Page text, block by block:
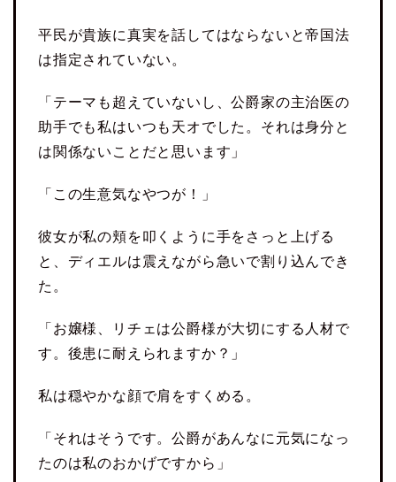
平民が貴族に真実を話してはならないと帝国法
は指定されていない。
「テーマも超えていないし、公爵家の主治医の
助手でも私はいつも天オでした。それは身分と
は関係ないことだと思います」
「この生意気なやつが！」
彼女が私の頬を叩くように手をさっと上げる
と、ディエルは震えながら急いで割り込んでき
た。
「お嬢様、リチェは公爵様が大切にする人材で
す。後患に耐えられますか？」
私は穏やかな顔で肩をすくめる。
「それはそうです。公爵があんなに元気になっ
たのは私のおかげですから」